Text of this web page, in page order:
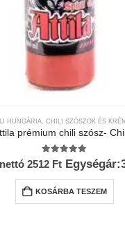
HUNGÁRIA CHILI SZÓSZOK ÉS
prémium chili szósz-
5.00 az 5-ből
nettó 2512 Ft
KOSÁRBA TESZEM